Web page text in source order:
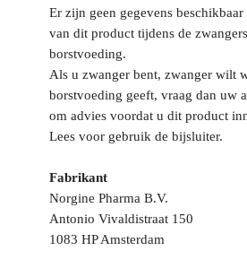
Er zijn geen gegevens
van dit product tijdens de
borstvoeding.
Als u zwanger bent, zwanger wilt
borstvoeding geeft, vraag dan uw
om advies voordat u dit product
Lees voor gebruik de bijsluiter.
Fabrikant
Norgine Pharma B.V.
Antonio Vivaldistraat 150
1083 HP Amsterdam